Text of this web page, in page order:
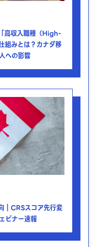
高収入職種（High-
みとは？カナダ移
への影響
｜CRSスコア先行変
ビナー速報